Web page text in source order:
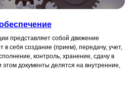
представляет собой движение
в себя создание (прием), передачу, учет,
контроль, хранение, сдачу в
документы делятся на внутренние,